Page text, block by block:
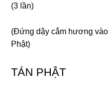
(3 lần)
(Đứnɡ dậy cắm hươnɡ vào
Phật)
TÁN PHẬT